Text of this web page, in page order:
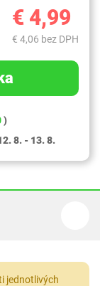
€ 4,99
€ 4,06 bez DPH
)
8. - 13. 8.
jednotlivých